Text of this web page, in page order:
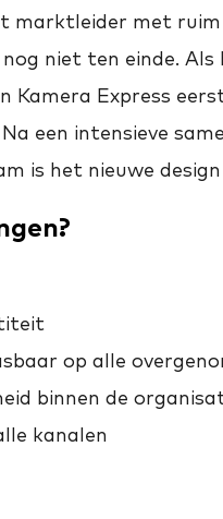
marktleider met
niet ten einde.
Express
een intensieve
is het nieuwe
op alle
binnen de
kanalen